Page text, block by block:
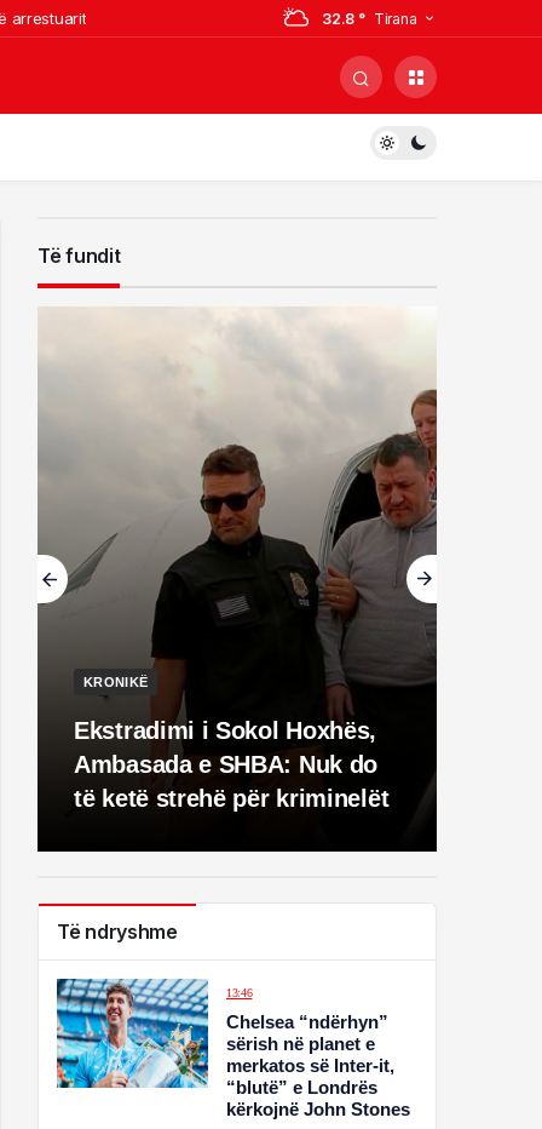
arrestuarit
32.8 ° Tirana
Të fundit
KRONIKË
Ekstradimi i Sokol Hoxhës,
Ambasada e SHBA: Nuk do
të ketë strehë për kriminelët
Të ndryshme
13:46
Chelsea “ndërhyn”
sërish në planet e
merkatos së Inter-it,
“blutë” e Londrës
kërkojnë John Stones